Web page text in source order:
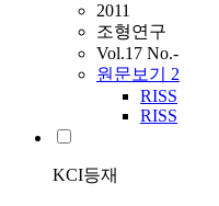
2011
조형연구
Vol.17 No.-
원문보기 2
RISS
RISS
KCI등재